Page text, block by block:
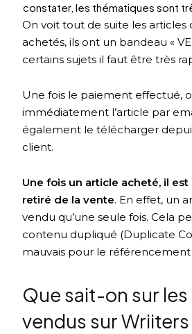
constater, les thématiques sont
On voit tout de suite les articles
achetés, ils ont un bandeau «
certains sujets il faut être très
Une fois le paiement effectué,
immédiatement l’article par
également le télécharger
client.
Une fois un article acheté, il
retiré de la vente. En effet, un
vendu qu’une seule fois. Cela
contenu dupliqué (Duplicate
mauvais pour le
Que sait-on sur
vendus sur Wriiters